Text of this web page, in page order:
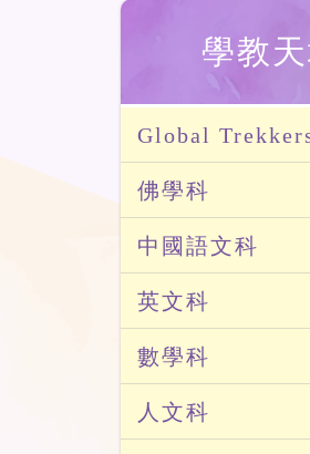
學教
Global
佛學科
中國語文科
英文科
數學科
人文科